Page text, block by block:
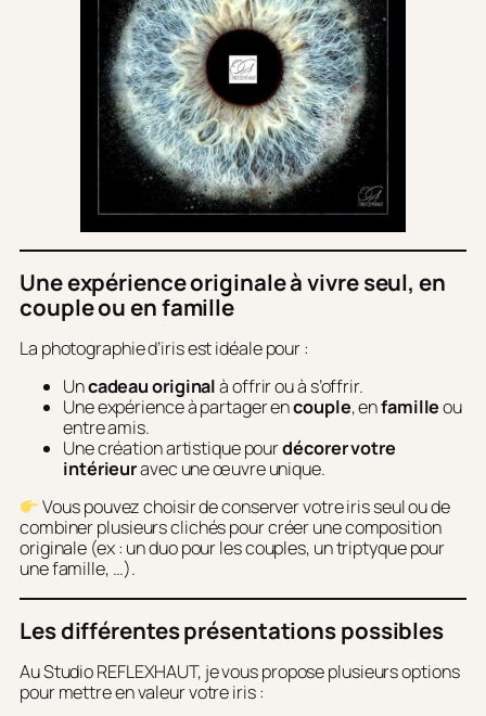
Une expérience originale à vivre seul, en
couple ou en famille
La photographie d’iris est idéale pour :
Uncadeau originalà offrir ou à s’offrir.
Une expérience à partager encouple, enfamilleou
entre amis.
Une création artistique pourdécorer votre
intérieuravec une œuvre unique.
Vous pouvez choisir de conserver votre iris seul ou de
combiner plusieurs clichés pour créer une composition
originale (ex : un duo pour les couples, un triptyque pour
une famille, …).
Les différentes présentations possibles
Au Studio REFLEXHAUT, je vous propose plusieurs options
pour mettre en valeur votre iris :